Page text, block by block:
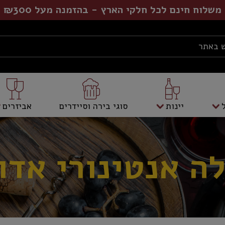
משלוח חינם לכל חלקי הארץ - בהזמנה מעל ₪300
יינות סוגי בירה וסיידרים אביזרים
אנטינורי